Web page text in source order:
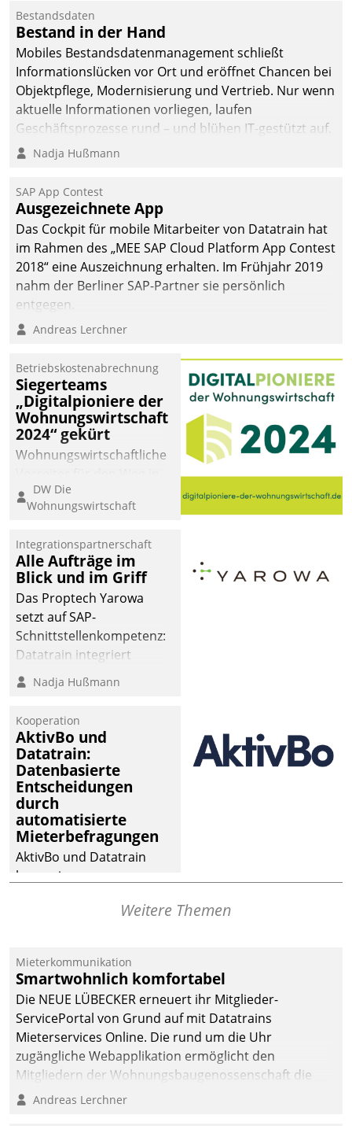
Bestandsdaten
Bestand in der Hand
Mobiles Bestandsdatenmanagement schließt
Informationslücken vor Ort und eröffnet Chancen bei
Objektpflege, Modernisierung und Vertrieb. Nur wenn
aktuelle Informationen vorliegen, laufen
Geschäftsprozesse rund – und blühen IT-gestützt auf.
Nadja Hußmann
SAP App Contest
Ausgezeichnete App
Das Cockpit für mobile Mitarbeiter von Datatrain hat
im Rahmen des „MEE SAP Cloud Platform App Contest
2018“ eine Auszeichnung erhalten. Im Frühjahr 2019
nahm der Berliner SAP-Partner sie persönlich
entgegen.
Andreas Lerchner
Betriebskostenabrechnung
Siegerteams
„Digitalpioniere der
Wohnungswirtschaft
2024“ gekürt
Wohnungswirtschaftliche
eine digitale Zukunft zu
finden, ist das Ziel des
der
Wohnungswirtschaft“.
Bewerben können sich
dafür ein Team
bestehend aus
Wohnungsunternehmen
und PropTech.
DW Die
Wohnungswirtschaft
Integrationspartnerschaft
Alle Aufträge im
Blick und im Griff
Das Proptech Yarowa
setzt auf SAP-
Schnittstellenkompetenz:
Datatrain integriert
Yarowas Portal zur
Vergabe und Verwaltung
operativen
Instandhaltung in die
SAP-Systemlandschaft
deutscher
Wohnungsunternehmen
– und beschleunigt damit
den Weg vom
Mieteranliegen zum
Dienstleisterauftrag.
Nadja Hußmann
Kooperation
AktivBo und
Datatrain:
Datenbasierte
Entscheidungen
durch
automatisierte
Mieterbefragungen
AktivBo und Datatrain
kooperieren –
profitieren: Die nahtlose
Datatrain ermöglicht
automatisiert ausgelöste,
zielgerichtete
Mieterbefragungen – eine
starke Grundlage für
intelligente,
Entscheidungen.
Weitere Themen
Mieterkommunikation
Smartwohnlich komfortabel
Die NEUE LÜBECKER erneuert ihr Mitglieder-
ServicePortal von Grund auf mit Datatrains
Mieterservices Online. Die rund um die Uhr
zugängliche Webapplikation ermöglicht den
Mitgliedern der Wohnungs­bau­genossenschaft die
Kontaktaufnahme per Smartphone, Tablet oder PC.
Andreas Lerchner